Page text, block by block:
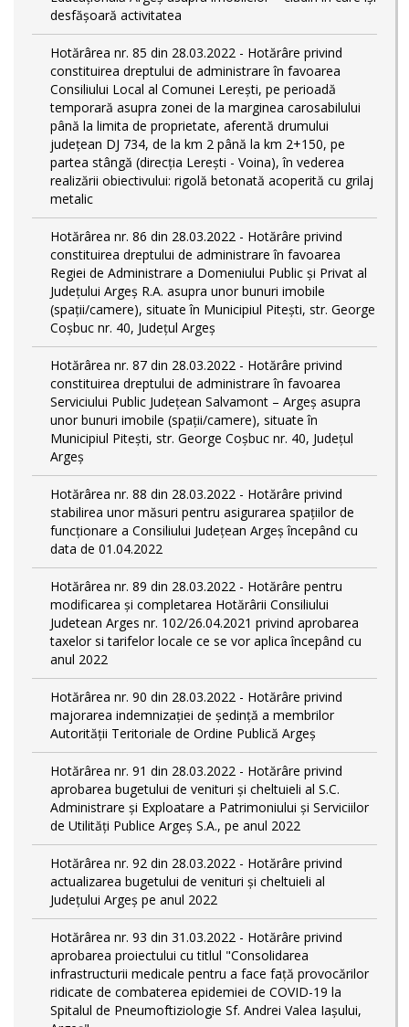
desfășoară activitatea
Hotărârea nr. 85 din 28.03.2022 - Hotărâre privind
constituirea dreptului de administrare în favoarea
Consiliului Local al Comunei Lerești, pe perioadă
temporară asupra zonei de la marginea carosabilului
până la limita de proprietate, aferentă drumului
județean DJ 734, de la km 2 până la km 2+150, pe
partea stângă (direcția Lerești - Voina), în vederea
realizării obiectivului: rigolă betonată acoperită cu grilaj
metalic
Hotărârea nr. 86 din 28.03.2022 - Hotărâre privind
constituirea dreptului de administrare în favoarea
Regiei de Administrare a Domeniului Public și Privat al
Județului Argeș R.A. asupra unor bunuri imobile
(spații/camere), situate în Municipiul Pitești, str. George
Coșbuc nr. 40, Județul Argeș
Hotărârea nr. 87 din 28.03.2022 - Hotărâre privind
constituirea dreptului de administrare în favoarea
Serviciului Public Județean Salvamont – Argeș asupra
unor bunuri imobile (spații/camere), situate în
Municipiul Pitești, str. George Coșbuc nr. 40, Județul
Argeș
Hotărârea nr. 88 din 28.03.2022 - Hotărâre privind
stabilirea unor măsuri pentru asigurarea spațiilor de
funcționare a Consiliului Județean Argeș începând cu
data de 01.04.2022
Hotărârea nr. 89 din 28.03.2022 - Hotărâre pentru
modificarea și completarea Hotărârii Consiliului
Judetean Arges nr. 102/26.04.2021 privind aprobarea
taxelor si tarifelor locale ce se vor aplica începând cu
anul 2022
Hotărârea nr. 90 din 28.03.2022 - Hotărâre privind
majorarea indemnizației de ședință a membrilor
Autorității Teritoriale de Ordine Publică Argeș
Hotărârea nr. 91 din 28.03.2022 - Hotărâre privind
aprobarea bugetului de venituri și cheltuieli al S.C.
Administrare și Exploatare a Patrimoniului și Serviciilor
de Utilități Publice Argeș S.A., pe anul 2022
Hotărârea nr. 92 din 28.03.2022 - Hotărâre privind
actualizarea bugetului de venituri și cheltuieli al
Județului Argeș pe anul 2022
Hotărârea nr. 93 din 31.03.2022 - Hotărâre privind
aprobarea proiectului cu titlul "Consolidarea
infrastructurii medicale pentru a face față provocărilor
ridicate de combaterea epidemiei de COVID-19 la
Spitalul de Pneumoftiziologie Sf. Andrei Valea Iașului,